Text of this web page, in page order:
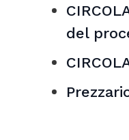
del